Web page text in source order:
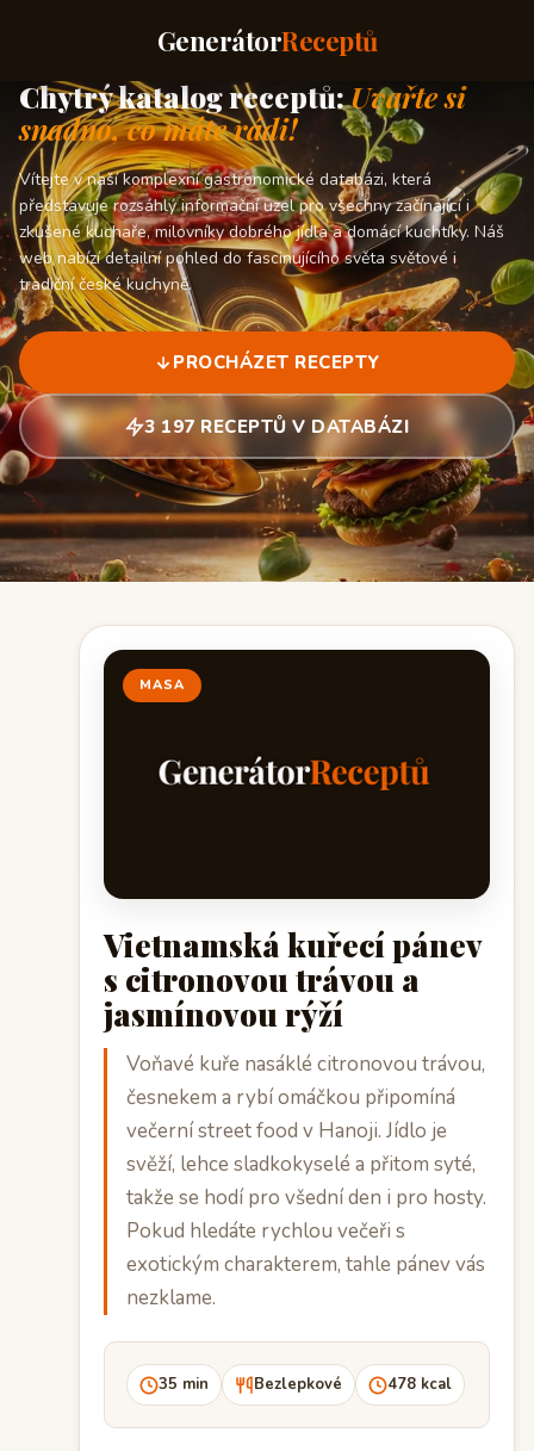
GenerátorReceptů
Chytrý katalog receptů:Uvařte si
snadno, co máte rádi!
Vítejte v naší komplexní gastronomické databázi, která
představuje rozsáhlý informační uzel pro všechny začínající i
zkušené kuchaře, milovníky dobrého jídla a domácí kuchtíky. Náš
web nabízí detailní pohled do fascinujícího světa světové i
tradiční české kuchyně.
PROCHÁZET RECEPTY
3 197 RECEPTŮ V DATABÁZI
MASA
Vietnamská kuřecí pánev
s citronovou trávou a
jasmínovou rýží
Voňavé kuře nasáklé citronovou trávou,
česnekem a rybí omáčkou připomíná
večerní street food v Hanoji. Jídlo je
svěží, lehce sladkokyselé a přitom syté,
takže se hodí pro všední den i pro hosty.
Pokud hledáte rychlou večeři s
exotickým charakterem, tahle pánev vás
nezklame.
35 min Bezlepkové 478 kcal